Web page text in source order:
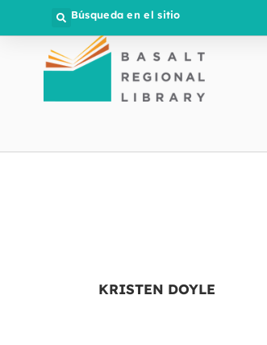
Búsqueda en el sitio
KRISTEN DOYLE